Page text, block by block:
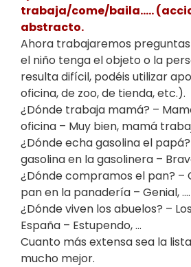
trabaja/come/baila…..
abstracto.
Ahora trabajaremos preguntas
el niño tenga el objeto o la
resulta difícil, podéis utilizar
oficina, de zoo, de tienda, etc.).
¿Dónde trabaja mamá? –
oficina – Muy bien, mamá
¿Dónde echa gasolina el
gasolina en la gasolinera –
¿Dónde compramos el pan? –
pan en la panadería – Genial, ….
¿Dónde viven los abuelos? –
España – Estupendo, …
Cuanto más extensa sea la
mucho mejor.